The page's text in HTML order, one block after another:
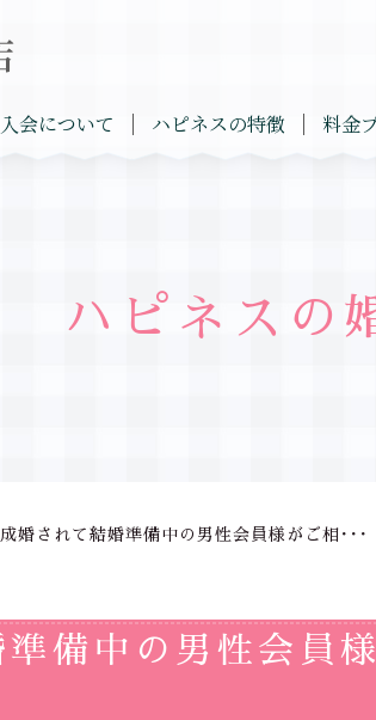
会について ハピネスの特徴 料金
ハピネスの
成婚されて結婚準備中の男性会員様がご相･･･
備中の男性会員